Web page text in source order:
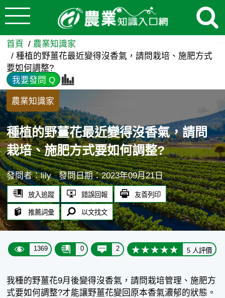
跳到主要內容
種植的野薑花最近變得沒香
首頁
農業知識家
種植的野薑花最近變得沒香氣，請問栽培、施肥方式
要如何調整?
我要發問 Q
農業知識家
種植的野薑花最近變得沒香氣，請問
栽培、施肥方式要如何調整?
發問者：lily 發問日期：2023年09月21日
放入追蹤 錯誤回報 友善列印
推薦詞彙 以文找文
1369 0 2 5 人評價
我種的野薑花9月後變得沒香氣，請問栽培管理、施肥方
式要如何調整?才能讓野薑花變回原本香氣濃郁的狀態。